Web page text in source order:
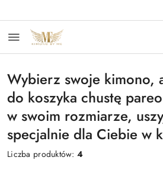
Wybierz swoje kimono,
do koszyka chustę
w swoim rozmiarze,
specjalnie dla Ciebie w
Liczba produktów:4